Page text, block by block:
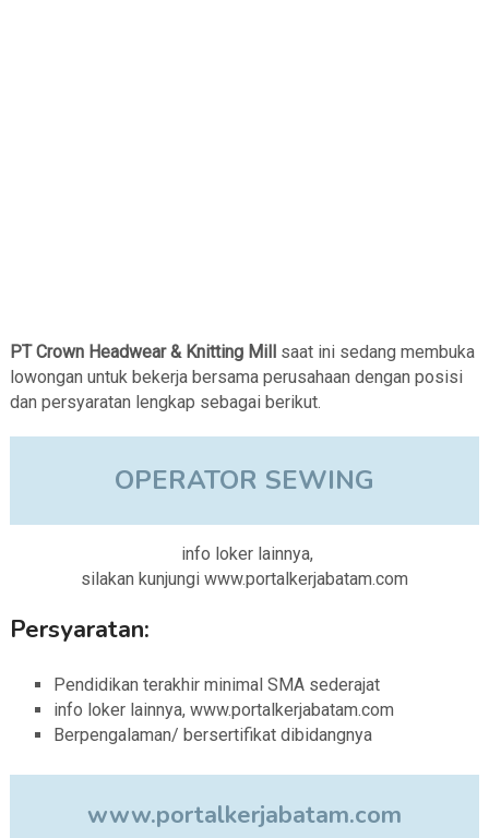
PT Crown Headwear & Knitting Mill saat ini sedang membuka
lowongan untuk bekerja bersama perusahaan dengan posisi
dan persyaratan lengkap sebagai berikut.
OPERATOR SEWING
info loker lainnya,
silakan kunjungi www.portalkerjabatam.com
Persyaratan:
Pendidikan terakhir minimal SMA sederajat
info loker lainnya, www.portalkerjabatam.com
Berpengalaman/ bersertifikat dibidangnya
www.portalkerjabatam.com